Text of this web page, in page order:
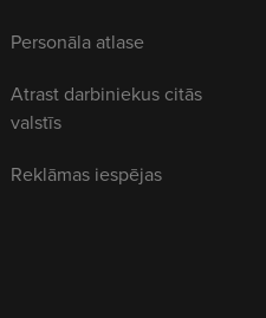
Personāla atlase
Atrast darbiniekus citās
valstīs
Reklāmas iespējas